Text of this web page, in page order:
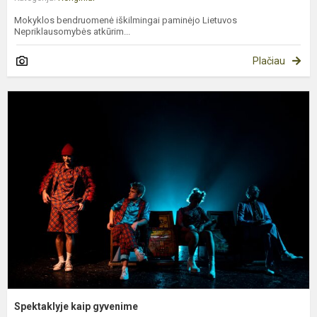
Mokyklos bendruomenė iškilmingai paminėjo Lietuvos
Nepriklausomybės atkūrim...
Plačiau
Spektaklyje kaip gyvenime